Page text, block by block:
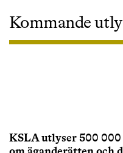
Kommande
KSLA utlyser 500